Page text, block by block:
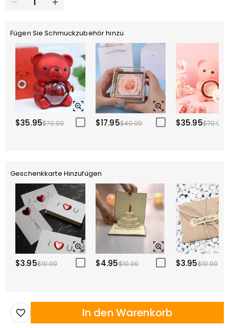
Fügen Sie Schmuckzubehör hinzu
$35.95$70.00 $17.95$40.00 $35.95$70.00
Geschenkkarte Hinzufügen
$3.95$10.00 $4.95$10.00 $3.95$10.00
In den Warenkorb